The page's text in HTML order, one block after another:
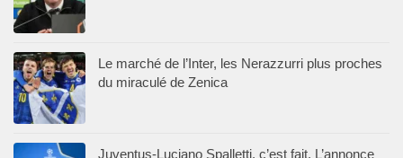
Le marché de l’Inter, les Nerazzurri plus proches
du miraculé de Zenica
Juventus-Luciano Spalletti, c’est fait. L’annonce